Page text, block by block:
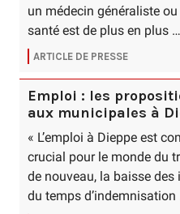
un médecin généraliste
santé est de plus en plus …
ARTICLE DE PRESSE
Emploi : les
aux municipales à
« L’emploi à Dieppe est
crucial pour le monde du
de nouveau, la baisse
du temps d’indemnisation